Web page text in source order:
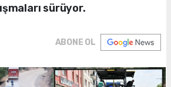
sürüyor.
ABONE OL